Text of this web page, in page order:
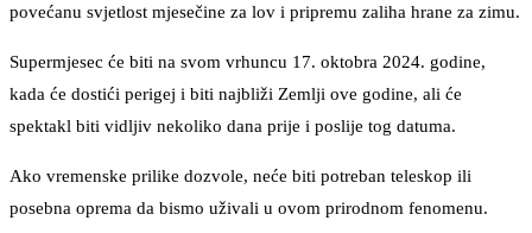
povećanu svjetlost mjesečine za lov i pripremu zaliha hrane za zimu.
Supermjesec će biti na svom vrhuncu 17. oktobra 2024. godine,
kada će dostići perigej i biti najbliži Zemlji ove godine, ali će
spektakl biti vidljiv nekoliko dana prije i poslije tog datuma.
Ako vremenske prilike dozvole, neće biti potreban teleskop ili
posebna oprema da bismo uživali u ovom prirodnom fenomenu.